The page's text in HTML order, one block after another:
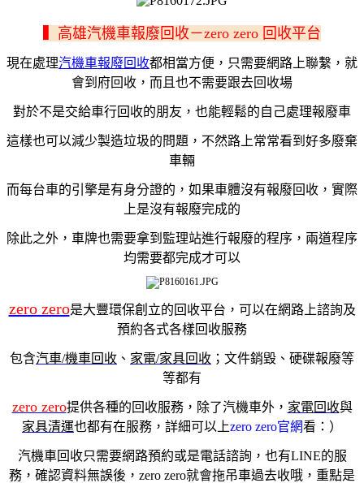
▍高雄汽機車報廢回收－zero zero 回收平台
現在處理汽機車報廢回收都相當方便，只需要網路上聯繫，就
會到府回收， 而且也不需要跟去回收場
對於不是交給車行回收的朋友，也能輕鬆的自己處理報廢車
這樣也可以減少製造垃圾的問題，不然路上常常看到好多廢棄
車輛
而每台車的引擎是有身分證的，如果車體沒有報廢回收，實際
上是沒有報廢完成的
除此之外，車牌也需要拿到監理站進行報廢的程序，兩道程序
均需要都完成才可以
zero zero是大豐環保創立的回收平台，可以在網路上諮詢及
預約各式各樣回收服務
包含汽車/機車回收 、 家電/家具回收 ；文件銷毀、硬碟報廢等
等都有
zero zero提供各種的回收服務， 除了汽機車外， 家電回收與
家具清運也都有在服務，詳細可以上zero zero官網看：）
汽機車回收只需要網路預約或是電話諮詢，也有LINE的服
務，確認資料無誤後，zero zero就會拖吊車過去收哦，重點是